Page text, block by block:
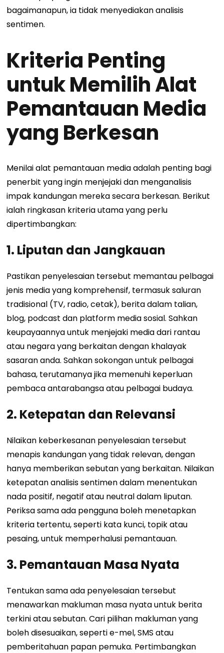
bagaimanapun, ia tidak menyediakan analisis
sentimen.
Kriteria Penting
untuk Memilih Alat
Pemantauan Media
yang Berkesan
Menilai alat pemantauan media adalah penting bagi
penerbit yang ingin menjejaki dan menganalisis
impak kandungan mereka secara berkesan. Berikut
ialah ringkasan kriteria utama yang perlu
dipertimbangkan:
1. Liputan dan Jangkauan
Pastikan penyelesaian tersebut memantau pelbagai
jenis media yang komprehensif, termasuk saluran
tradisional (TV, radio, cetak), berita dalam talian,
blog, podcast dan platform media sosial. Sahkan
keupayaannya untuk menjejaki media dari rantau
atau negara yang berkaitan dengan khalayak
sasaran anda. Sahkan sokongan untuk pelbagai
bahasa, terutamanya jika memenuhi keperluan
pembaca antarabangsa atau pelbagai budaya.
2. Ketepatan dan Relevansi
Nilaikan keberkesanan penyelesaian tersebut
menapis kandungan yang tidak relevan, dengan
hanya memberikan sebutan yang berkaitan. Nilaikan
ketepatan analisis sentimen dalam menentukan
nada positif, negatif atau neutral dalam liputan.
Periksa sama ada pengguna boleh menetapkan
kriteria tertentu, seperti kata kunci, topik atau
pesaing, untuk memperhalusi pemantauan.
3. Pemantauan Masa Nyata
Tentukan sama ada penyelesaian tersebut
menawarkan makluman masa nyata untuk berita
terkini atau sebutan. Cari pilihan makluman yang
boleh disesuaikan, seperti e-mel, SMS atau
pemberitahuan papan pemuka. Pertimbangkan